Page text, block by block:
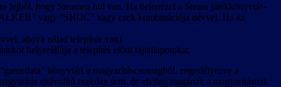
fejből, hogy Steamen hol van. Ha belenézel a Steam játékkönyvtár-
vagy “SHOC” vagy ezek kombinációja névvel. Ha ez
ahova nálad telepítve van)
helyreállítja a telepítés előtti fájlállapotokat.
könyvtárt a magyarításcsomagból, engedélyezve a
eltávolító eszköze sem, de elvileg magának a magyarításnak